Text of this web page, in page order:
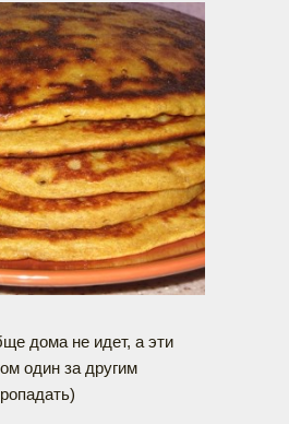
дома не идет, а эти
один за другим